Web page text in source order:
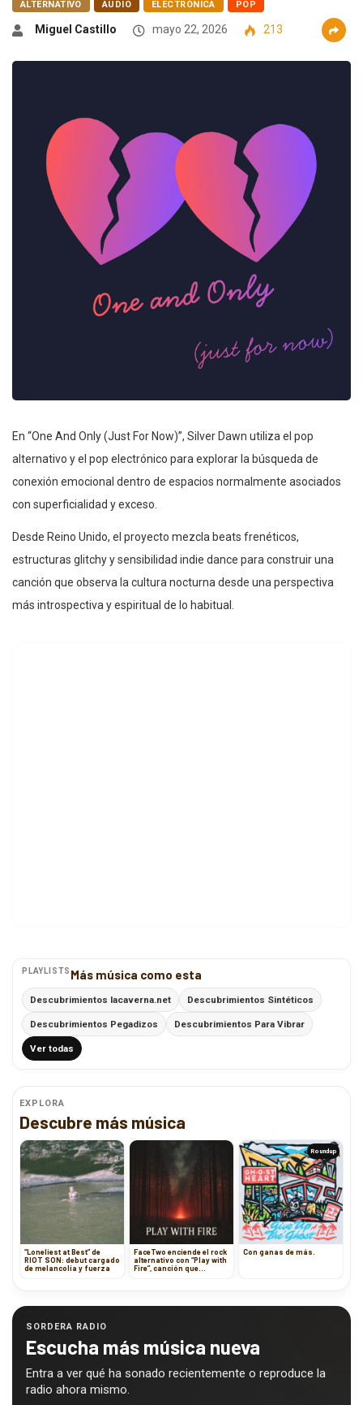
ALTERNATIVO AUDIO ELECTRÓNICA POP
Miguel Castillo mayo 22, 2026 213
En “One And Only (Just For Now)”, Silver Dawn utiliza el pop
alternativo y el pop electrónico para explorar la búsqueda de
conexión emocional dentro de espacios normalmente asociados
con superficialidad y exceso.
Desde Reino Unido, el proyecto mezcla beats frenéticos,
estructuras glitchy y sensibilidad indie dance para construir una
canción que observa la cultura nocturna desde una perspectiva
más introspectiva y espiritual de lo habitual.
PLAYLISTS Más música como esta
Descubrimientos lacaverna.net Descubrimientos Sintéticos
Descubrimientos Pegadizos Descubrimientos Para Vibrar
Ver todas
EXPLORA
Descubre más música
“Loneliest at Best” de
RIOT SON: debut cargado
de melancolía y fuerza
FaceTwo enciende el rock
alternativo con “Play with
Fire”, canción que
Roundup
Con ganas de más.
SORDERA RADIO
Escucha más música nueva
Entra a ver qué ha sonado recientemente o reproduce la
radio ahora mismo.